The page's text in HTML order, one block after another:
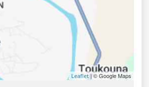
Leaflet| © Google Maps